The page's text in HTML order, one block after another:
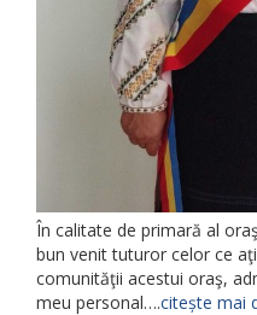
În calitate de primară al
bun venit tuturor celor ce
comunităţii acestui oraş,
meu personal….citește mai